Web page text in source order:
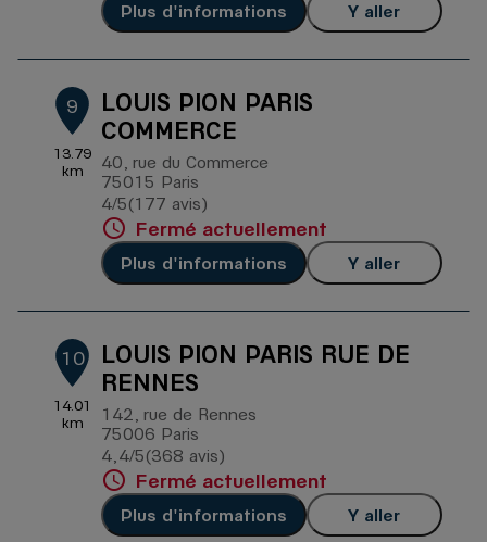
Plus d'informations Y aller
9
13.79
km
LOUIS PION PARIS
COMMERCE
40, rue du Commerce
75015 Paris
4/5 Note de 4 sur 5
(177 avis)
Fermé actuellement
Plus d'informations Y aller
10
14.01
km
LOUIS PION PARIS RUE DE
RENNES
142, rue de Rennes
75006 Paris
4,4/5 Note de 4.4 sur 5
(368 avis)
Fermé actuellement
Plus d'informations Y aller